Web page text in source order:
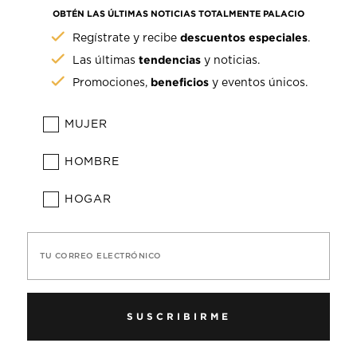
OBTÉN LAS ÚLTIMAS NOTICIAS TOTALMENTE PALACIO
Regístrate y recibedescuentos especiales.
Las últimastendencias y noticias.
Promociones, beneficios y eventos únicos.
MUJER
HOMBRE
HOGAR
TU CORREO ELECTRÓNICO
SUSCRIBIRME